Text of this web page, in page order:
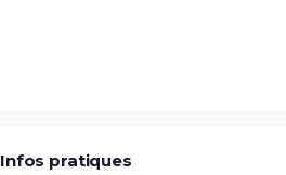
Infos pratiques